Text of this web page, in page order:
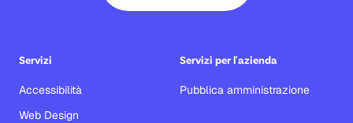
Servizi
Accessibilità
Web Design
Servizi per l'azienda
Pubblica amministrazione